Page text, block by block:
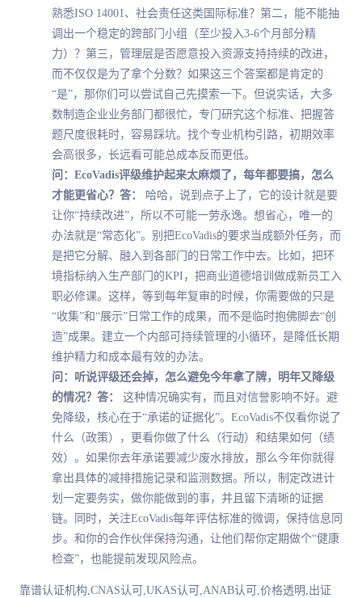
熟悉ISO 14001、社会责任这类国际标准？第二，能不能抽
调出一个稳定的跨部门小组（至少投入3-6个月部分精
力）？第三，管理层是否愿意投入资源支持持续的改进，
而不仅仅是为了拿个分数？如果这三个答案都是肯定的
“是”，那你们可以尝试自己先摸索一下。但说实话，大多
数制造企业业务部门都很忙，专门研究这个标准、把握答
题尺度很耗时，容易踩坑。找个专业机构引路，初期效率
会高很多，长远看可能总成本反而更低。
问：EcoVadis评级维护起来太麻烦了，每年都要搞，怎么
才能更省心？ 答：
哈哈，说到点子上了，它的设计就是要
让你“持续改进”，所以不可能一劳永逸。想省心，唯一的
办法就是“常态化”。别把EcoVadis的要求当成额外任务，而
是把它分解、融入到各部门的日常工作中去。比如，把环
境指标纳入生产部门的KPI，把商业道德培训做成新员工入
职必修课。这样，等到每年复审的时候，你需要做的只是
“收集”和“展示”日常工作的成果，而不是临时抱佛脚去“创
造”成果。建立一个内部可持续管理的小循环，是降低长期
维护精力和成本最有效的办法。
问：听说评级还会掉，怎么避免今年拿了牌，明年又降级
的情况？ 答：
这种情况确实有，而且对信誉影响不好。避
免降级，核心在于“承诺的证据化”。EcoVadis不仅看你说了
什么（政策），更看你做了什么（行动）和结果如何（绩
效）。如果你去年承诺要减少废水排放，那么今年你就得
拿出具体的减排措施记录和监测数据。所以，制定改进计
划一定要务实，做你能做到的事，并且留下清晰的证据
链。同时，关注EcoVadis每年评估标准的微调，保持信息同
步。和你的合作伙伴保持沟通，让他们帮你定期做个“健康
检查”，也能提前发现风险点。
靠谱认证机构,CNAS认可,UKAS认可,ANAB认可,价格透明,出证